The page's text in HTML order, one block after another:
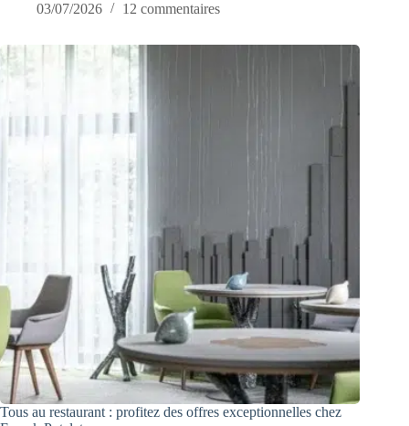
03/07/2026 12 commentaires
Tous au restaurant : profitez des offres exceptionnelles chez